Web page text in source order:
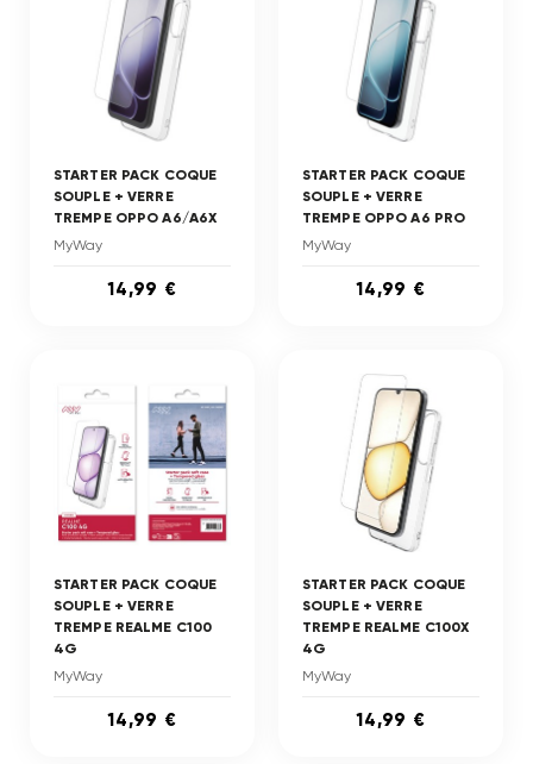
STARTER PACK COQUE
SOUPLE + VERRE
TREMPE OPPO A6/A6X
MyWay
14,99 €
STARTER PACK COQUE
SOUPLE + VERRE
TREMPE OPPO A6 PRO
MyWay
14,99 €
STARTER PACK COQUE
SOUPLE + VERRE
TREMPE REALME C100
4G
MyWay
14,99 €
STARTER PACK COQUE
SOUPLE + VERRE
TREMPE REALME C100X
4G
MyWay
14,99 €